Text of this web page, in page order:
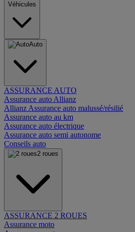
Véhicules
Auto
ASSURANCE AUTO
Assurance auto Allianz
Allianz Assurance auto malussé/résilié
Assurance auto au km
Assurance auto électrique
Assurance auto semi autonome
Conseils auto
2 roues
ASSURANCE 2 ROUES
Assurance moto